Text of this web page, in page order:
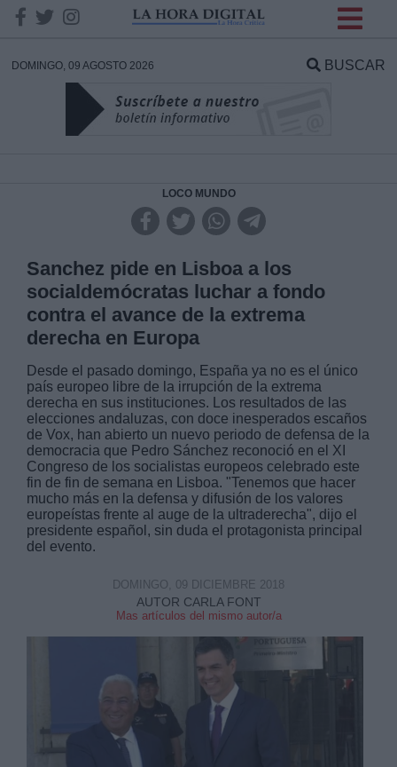
DOMINGO, 09 AGOSTO 2026 BUSCAR
LOCO MUNDO
Sanchez pide en Lisboa a los
socialdemócratas luchar a fondo
contra el avance de la extrema
derecha en Europa
Desde el pasado domingo, España ya no es el único
país europeo libre de la irrupción de la extrema
derecha en sus instituciones. Los resultados de las
elecciones andaluzas, con doce inesperados escaños
de Vox, han abierto un nuevo periodo de defensa de la
democracia que Pedro Sánchez reconoció en el XI
Congreso de los socialistas europeos celebrado este
fin de fin de semana en Lisboa. "Tenemos que hacer
mucho más en la defensa y difusión de los valores
europeístas frente al auge de la ultraderecha", dijo el
presidente español, sin duda el protagonista principal
del evento.
AUTOR CARLA FONT
Mas artículos del mismo autor/a
DOMINGO, 09 DICIEMBRE 2018
DATOS
Responsable:
Legitimación:
Destinatarios:
Derechos:
Información adicional